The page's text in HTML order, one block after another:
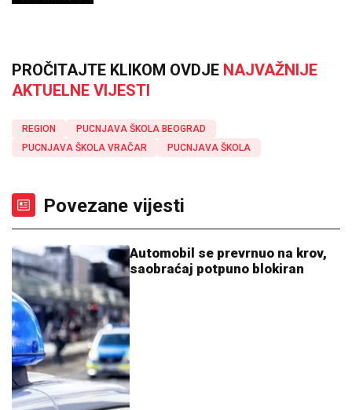
PROČITAJTE KLIKOM OVDJE NAJVAŽNIJE
AKTUELNE VIJESTI
REGION
PUCNJAVA ŠKOLA BEOGRAD
PUCNJAVA ŠKOLA VRAČAR
PUCNJAVA ŠKOLA
Povezane vijesti
Automobil se prevrnuo na krov,
saobraćaj potpuno blokiran